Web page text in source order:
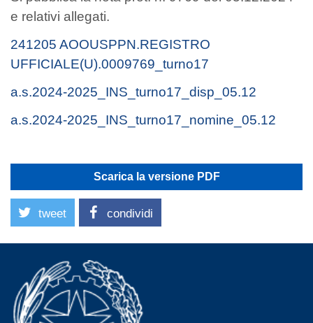
e relativi allegati.
241205 AOOUSPPN.REGISTRO
UFFICIALE(U).0009769_turno17
a.s.2024-2025_INS_turno17_disp_05.12
a.s.2024-2025_INS_turno17_nomine_05.12
Scarica la versione PDF
tweet condividi